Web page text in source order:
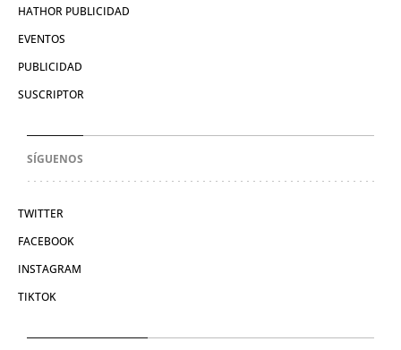
HATHOR PUBLICIDAD
EVENTOS
PUBLICIDAD
SUSCRIPTOR
SÍGUENOS
TWITTER
FACEBOOK
INSTAGRAM
TIKTOK